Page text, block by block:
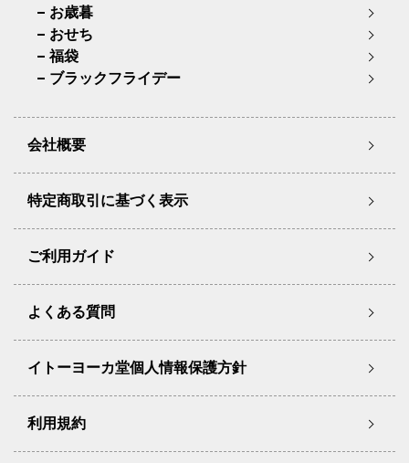
お歳暮
おせち
福袋
ブラックフライデー
会社概要
特定商取引に基づく表示
ご利用ガイド
よくある質問
イトーヨーカ堂個人情報保護方針
利用規約